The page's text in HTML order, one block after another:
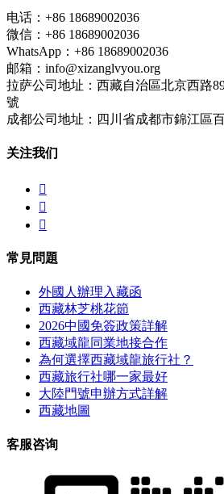
电话：+86 18689002036
微信：+86 18689002036
WhatsApp：+86 18689002036
邮箱：info@xizanglvyou.org
拉萨公司地址：西藏自治區北京西路
號
成都公司地址：四川省成都市錦江區
关注我们



常見問題
外國人辦理入藏函
西藏林芝桃花節
2026中國免簽政策詳解
西藏域龍同業地接合作
為何選擇西藏域龍旅行社？
西藏旅行社哪一家最好
大陸門號申辦方式詳解
西藏地圖
客服咨询